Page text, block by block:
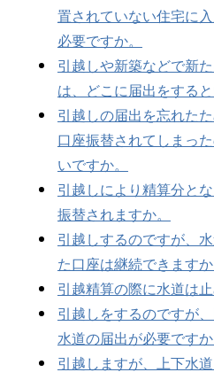
置されていない住宅に
必要ですか。
引越しや新築などで新
は、どこに届出をすると
引越しの届出を忘れた
口座振替されてしまっ
いですか。
引越しにより精算分と
振替されますか。
引越しするのですが、
た口座は継続できますか
引越精算の際に水道は
引越しをするのですが
水道の届出が必要ですか
引越しますが、上下水